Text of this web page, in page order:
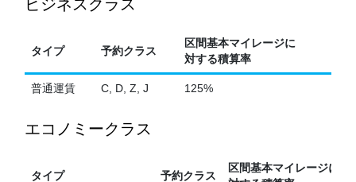
ビジネスクラス
タイプ 予約クラス
区間基本マイレージに
対する積算率
普通運賃 C, D, Z, J 125%
エコノミークラス
タイプ 予約クラス
区間基本マイレージに